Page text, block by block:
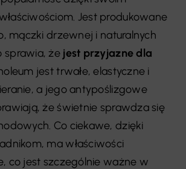
Jest produkowane
mączki drzewnej i naturalnych
sprawia, że jest przyjazne dla
jest trwałe, elastyczne i
a jego antypoślizgowe
że świetnie sprawdza się
Co ciekawe, dzięki
ma właściwości
co jest szczególnie ważne w